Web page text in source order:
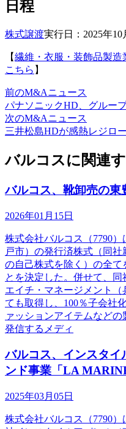
日程
株式譲渡実行日：2025年10
【繊維・衣服・装飾品製
こちら 】
前のM&Aニュース
パナソニックHD、グルー
次のM&Aニュース
三井松島HDが感熱レジロ
バルコスに関連
バルコス、靴卸売の東
2026年01月15日
株式会社バルコス（7790
戸市）の発行済株式（同
の自己株式を除く）の全て
とを決定した。併せて、同
エイチ・マネージメント
ても取得し、100％子会社
ァッションアイテムなど
発信するメディ
バルコス、インスタイ
ンド事業「LA
2025年03月05日
株式会社バルコス（7790）